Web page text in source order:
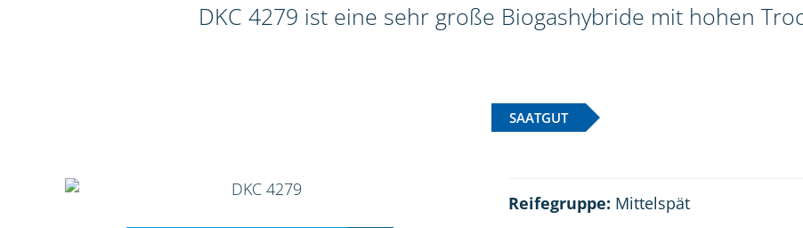
DKC 4279 ist eine sehr große Biogashybride mit hohen
SAATGUT
Reifegruppe: Mittelspät